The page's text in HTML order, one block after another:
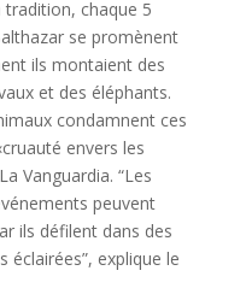
tradition, chaque 5
se promènent
ils montaient des
et des éléphants.
condamnent ces
cruauté envers les
La Vanguardia. “Les
peuvent
ils défilent dans des
éclairées”, explique le